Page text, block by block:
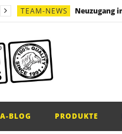
TEAM-NEWS
SONSTIGES
SONSTIGES
BLOG PRODUKTE